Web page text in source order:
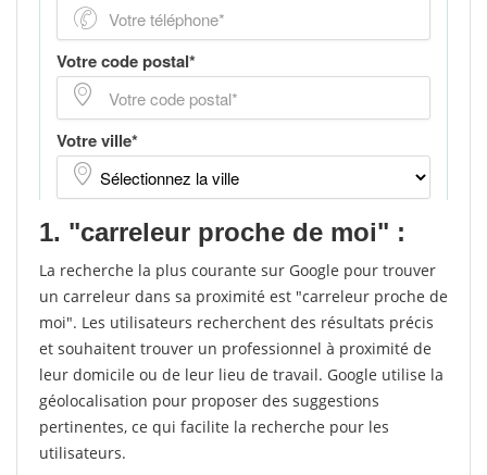
1. "carreleur proche de moi" :
La recherche la plus courante sur Google pour trouver
un carreleur dans sa proximité est "carreleur proche de
moi". Les utilisateurs recherchent des résultats précis
et souhaitent trouver un professionnel à proximité de
leur domicile ou de leur lieu de travail. Google utilise la
géolocalisation pour proposer des suggestions
pertinentes, ce qui facilite la recherche pour les
utilisateurs.